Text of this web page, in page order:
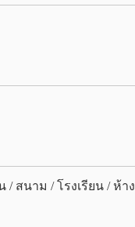
สนาม / โรงเรียน / ห้าง